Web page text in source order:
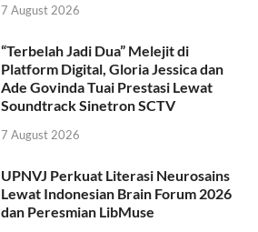
7 August 2026
“Terbelah Jadi Dua” Melejit di
Platform Digital, Gloria Jessica dan
Ade Govinda Tuai Prestasi Lewat
Soundtrack Sinetron SCTV
7 August 2026
UPNVJ Perkuat Literasi Neurosains
Lewat Indonesian Brain Forum 2026
dan Peresmian LibMuse